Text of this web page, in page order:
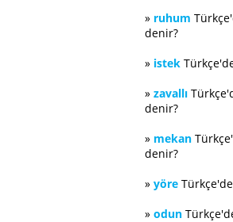
» ruhum
denir?
» istek
» zavallı
denir?
» mekan
denir?
» yöre
» odun